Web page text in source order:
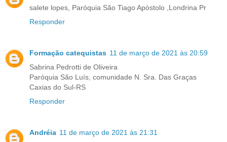
salete lopes, Paróquia São Tiago Apòstolo ,Londrina Pr
Responder
Formação catequistas 11 de março de 2021 às 20:59
Sabrina Pedrotti de Oliveira
Paróquia São Luís, comunidade N. Sra. Das Graças
Caxias do Sul-RS
Responder
Andréia 11 de março de 2021 às 21:31